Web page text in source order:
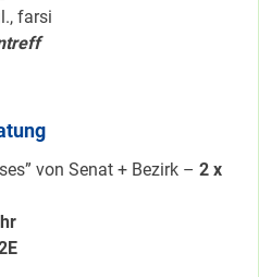
farsi
von Senat + Bezirk – 2 x